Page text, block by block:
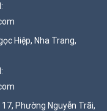
Hiệp, Nha Trang,
Phường Nguyễn Trãi,